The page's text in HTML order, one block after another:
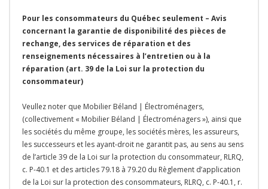
Pour les consommateurs du Québec seulement – Avis
concernant la garantie de disponibilité des pièces de
rechange, des services de réparation et des
renseignements nécessaires à l’entretien ou à la
réparation (art. 39 de la Loi sur la protection du
consommateur)
Veullez noter que Mobilier Béland | Électroménagers,
(collectivement « Mobilier Béland | Électroménagers »), ainsi que
les sociétés du même groupe, les sociétés mères, les assureurs,
les successeurs et les ayant-droit ne garantit pas, au sens au sens
de l’article 39 de la Loi sur la protection du consommateur, RLRQ,
c. P-40.1 et des articles 79.18 à 79.20 du Règlement d’application
de la Loi sur la protection des consommateurs, RLRQ, c. P-40.1, r.